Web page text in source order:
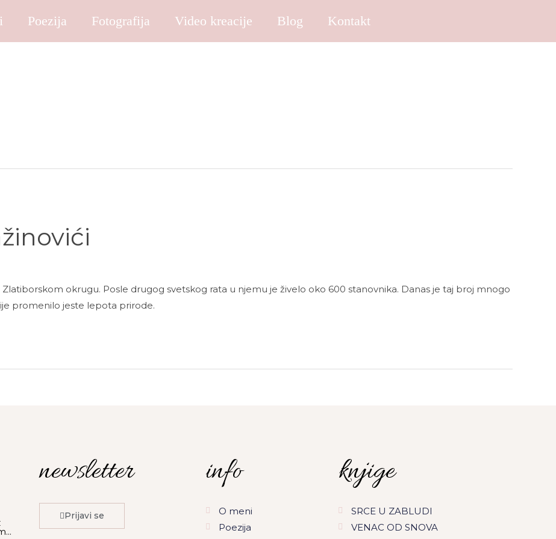
Poezija Fotografija Video kreacije Blog Kontakt
okrugu. Posle drugog svetskog rata u njemu je živelo oko 600 stanovnika. Danas je taj broj mnogo
promenilo jeste lepota prirode.
newsletter
Prijavi se
info
O meni
Poezija
knjige
SRCE U ZABLUDI
VENAC OD SNOVA